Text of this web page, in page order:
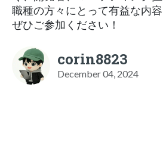
職種の方々にとって有益な内容
ぜひご参加ください！
corin8823
December 04, 2024